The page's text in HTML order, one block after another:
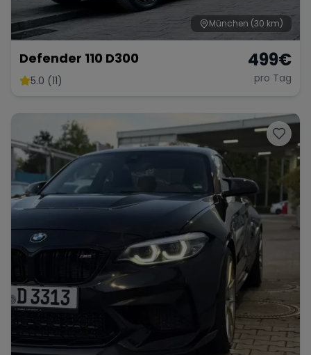
München (30 km)
Defender 110 D300
5.0 (11)
499€
pro Tag